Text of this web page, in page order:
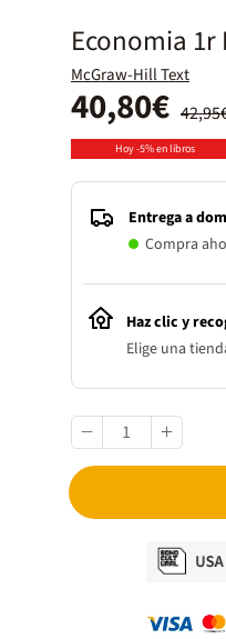
Economia
McGraw-Hill Text
40,80€
Hoy -5% en libros
Entrega a
Compra
Haz clic y
Elige una